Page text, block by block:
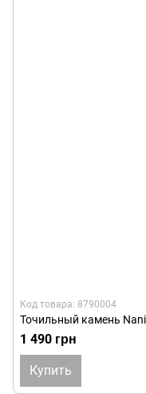
Код товара: 8790004
Точильный камень
1 490 грн
Купить